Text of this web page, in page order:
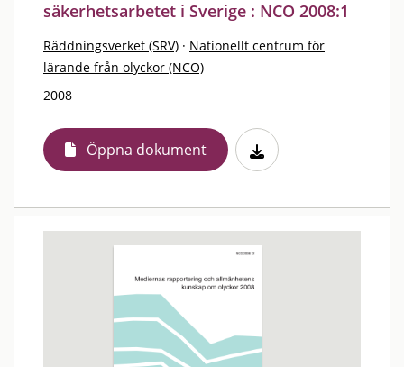
säkerhetsarbetet i Sverige : NCO 2008:1
Räddningsverket (SRV) · Nationellt centrum för
lärande från olyckor (NCO)
2008
Öppna dokument